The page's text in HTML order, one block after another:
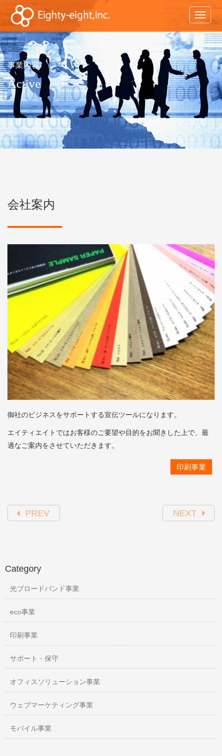
事業内容
Active
会社案内
御社のビジネスをサポートする宣伝ツールになります。
エイティエイトではお客様のご要望や目的をお聞きした上で、最
適なご案内をさせていただきます。
印刷事業
NEXT
PREV
Category
光ブロードバンド事業
eco事業
印刷事業
サポート・保守
オフィスソリューション事業
ウェブマーケティング事業
モバイル事業